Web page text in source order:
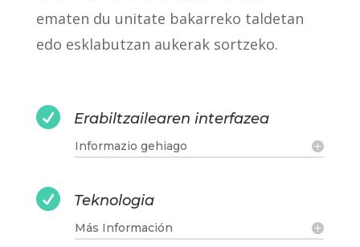
ematen du unitate bakarreko taldetan
edo esklabutzan aukerak sortzeko.
 Erabiltzailearen interfazea
Informazio gehiago
 Teknologia
Más Información